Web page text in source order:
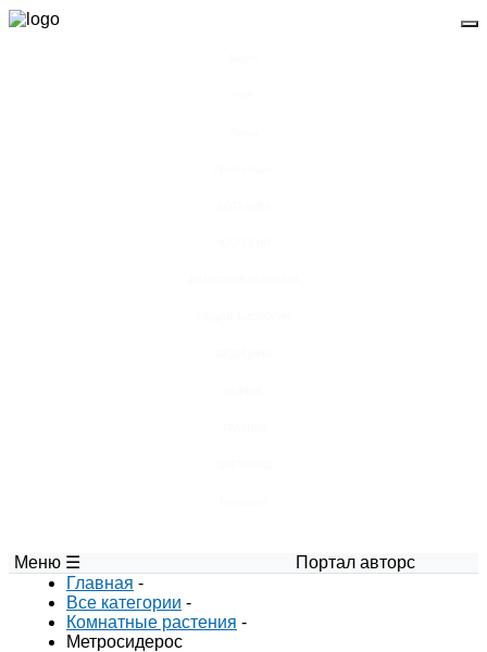
Меню ☰
Портал авторских материалов
Главная -
Все категории -
Комнатные растения -
Метросидерос